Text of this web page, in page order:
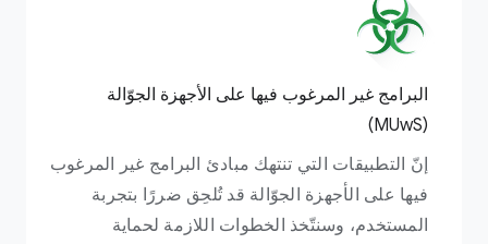
البرامج غير المرغوب فيها على الأجهزة الجوّالة
(MUwS)
إنّ التطبيقات التي تنتهك مبادئ البرامج غير المرغوب
فيها على الأجهزة الجوّالة قد تُلحِق ضررًا بتجربة
المستخدم، وسنتّخذ الخطوات اللازمة لحماية